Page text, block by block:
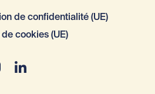
de confidentialité (UE)
cookies (UE)